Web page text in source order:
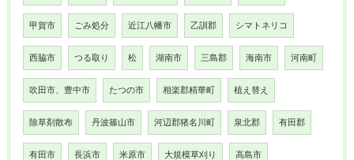
甲賀市 ごみ処分 近江八幡市 乙訓郡 シマトネリコ
西脇市 つる取り 松 湖南市 三島郡 海南市 河南町
吹田市、豊中市 たつの市 相楽郡精華町 植え替え
除草剤散布 丹波篠山市 河辺郡猪名川町 泉北郡 有田郡
有田市 長浜市 米原市 大規模草刈り 高島市